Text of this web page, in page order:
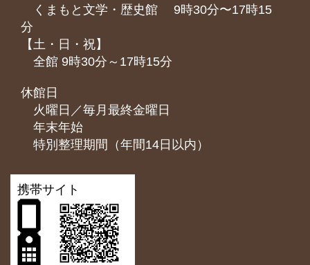
くまもと⽂学・歴史館 9時30分〜17時15
分
【土・日・祝】
全館 9時30分～17時15分
休館日
火曜日／毎月最終金曜日
年末年始
特別整理期間（年間14日以内）
携帯サイト